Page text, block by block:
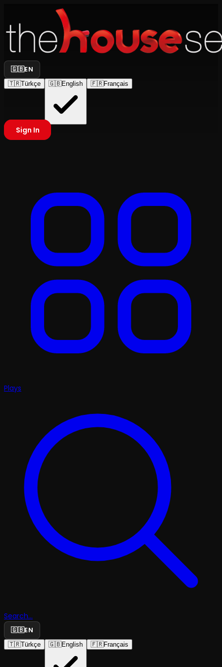
🇬🇧EN
🇹🇷Türkçe 🇬🇧English 🇫🇷Français
Sign In
Plays
Search...
🇬🇧EN
🇹🇷Türkçe 🇬🇧English 🇫🇷Français